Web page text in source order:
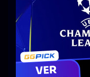
TIPOS DE CALIDADES
VIP